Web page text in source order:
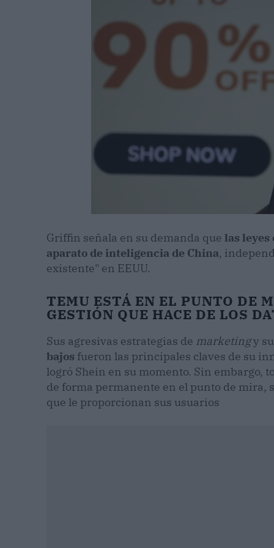
Griffin señala en su demanda que las
aparato de inteligencia de China,
existente" en EEUU.
TEMU ESTÁ EN EL PUNTO DE
GESTIÓN QUE HACE DE LOS
Sus agresivas estrategias de marketingy su
bajos fueron las principales claves de su
logró Shein en su momento. Sin embargo,
de forma permanente en el punto de mira,
que le proporcionan sus usuarios